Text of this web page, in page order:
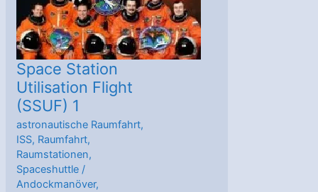
Space Station
Utilisation Flight
(SSUF) 1
astronautische Raumfahrt,
ISS, Raumfahrt,
Raumstationen,
Spaceshuttle /
Andockmanöver,